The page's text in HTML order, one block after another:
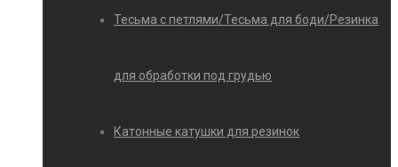
Тесьма с петлями/Тесьма для боди/Резинка
для обработки под грудью
Катонные катушки для резинок